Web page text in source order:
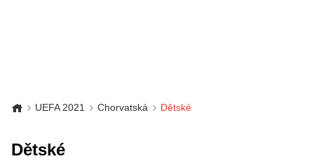
UEFA 2021 Chorvatská Dětské
Dětské